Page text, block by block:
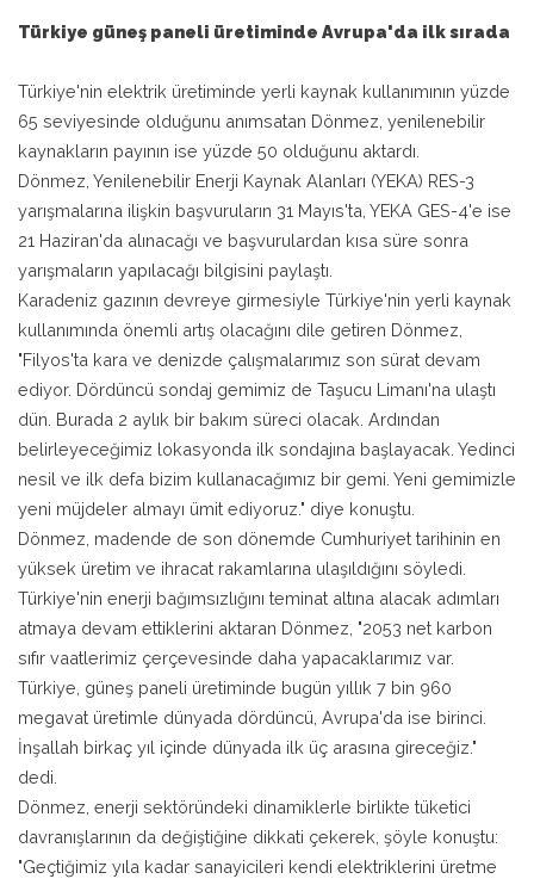
Türkiye güneş paneli üretiminde Avrupa'da ilk sırada
Türkiye'nin elektrik üretiminde yerli kaynak kullanımının yüzde
65 seviyesinde olduğunu anımsatan Dönmez, yenilenebilir
kaynakların payının ise yüzde 50 olduğunu aktardı.
Dönmez, Yenilenebilir Enerji Kaynak Alanları (YEKA) RES-3
yarışmalarına ilişkin başvuruların 31 Mayıs'ta, YEKA GES-4'e ise
21 Haziran'da alınacağı ve başvurulardan kısa süre sonra
yarışmaların yapılacağı bilgisini paylaştı.
Karadeniz gazının devreye girmesiyle Türkiye'nin yerli kaynak
kullanımında önemli artış olacağını dile getiren Dönmez,
"Filyos'ta kara ve denizde çalışmalarımız son sürat devam
ediyor. Dördüncü sondaj gemimiz de Taşucu Limanı'na ulaştı
dün. Burada 2 aylık bir bakım süreci olacak. Ardından
belirleyeceğimiz lokasyonda ilk sondajına başlayacak. Yedinci
nesil ve ilk defa bizim kullanacağımız bir gemi. Yeni gemimizle
yeni müjdeler almayı ümit ediyoruz." diye konuştu.
Dönmez, madende de son dönemde Cumhuriyet tarihinin en
yüksek üretim ve ihracat rakamlarına ulaşıldığını söyledi.
Türkiye'nin enerji bağımsızlığını teminat altına alacak adımları
atmaya devam ettiklerini aktaran Dönmez, "2053 net karbon
sıfır vaatlerimiz çerçevesinde daha yapacaklarımız var.
Türkiye, güneş paneli üretiminde bugün yıllık 7 bin 960
megavat üretimle dünyada dördüncü, Avrupa'da ise birinci.
İnşallah birkaç yıl içinde dünyada ilk üç arasına gireceğiz."
dedi.
Dönmez, enerji sektöründeki dinamiklerle birlikte tüketici
davranışlarının da değiştiğine dikkati çekerek, şöyle konuştu:
"Geçtiğimiz yıla kadar sanayicileri kendi elektriklerini üretme